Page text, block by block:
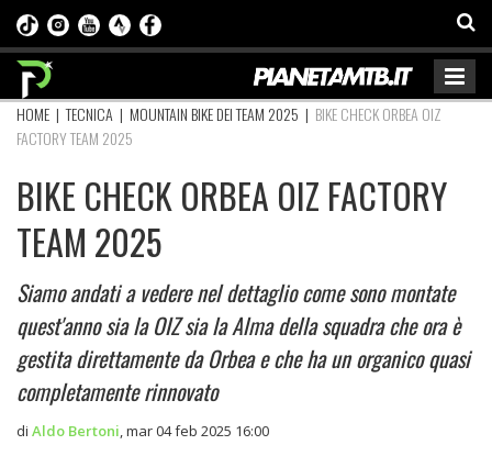
HOME |TECNICA | MOUNTAIN BIKE DEI TEAM 2025 | BIKE CHECK ORBEA OIZ
FACTORY TEAM 2025
BIKE CHECK ORBEA OIZ FACTORY
TEAM 2025
Siamo andati a vedere nel dettaglio come sono montate
quest'anno sia la OIZ sia la Alma della squadra che ora è
gestita direttamente da Orbea e che ha un organico quasi
completamente rinnovato
di Aldo Bertoni mar 04 feb 2025 16:00